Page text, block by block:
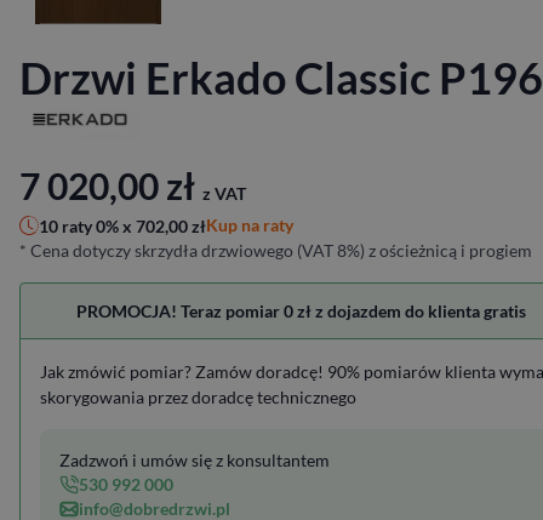
Drzwi Erkado Classic P196
7 020,00zł z VAT
10 raty 0% x 702,00złKup na raty
* Cena dotyczy skrzydła drzwiowego (VAT 8%) z ościeżnicą i progiem
PROMOCJA! Teraz pomiar 0 zł z dojazdem do klienta gratis
Jak zmówić pomiar? Zamów doradcę! 90% pomiarów klienta
skorygowania przez doradcę technicznego
Zadzwoń i umów się z konsultantem
530 992 000
info@dobredrzwi.pl